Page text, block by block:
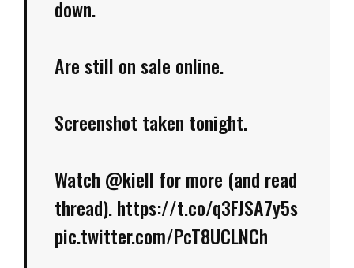
down.
Are still on sale online.
Screenshot taken tonight.
Watch @kiell for more (and read
thread).https://t.co/q3FJSA7y5s
pic.twitter.com/PcT8UCLNCh